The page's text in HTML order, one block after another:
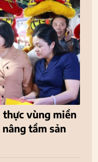
thực vùng miền
tầm sản